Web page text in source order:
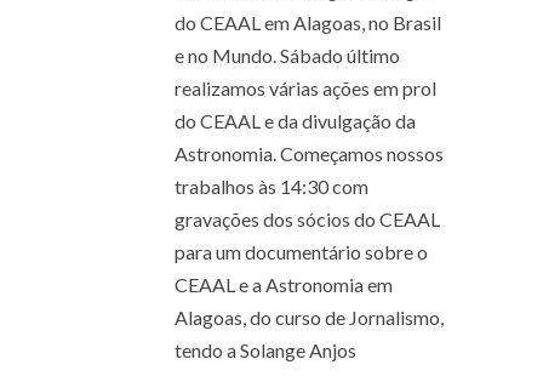
do CEAAL em Alagoas, no Brasil
e no Mundo. Sábado último
realizamos várias ações em prol
do CEAAL e da divulgação da
Astronomia. Começamos nossos
trabalhos às 14:30 com
gravações dos sócios do CEAAL
para um documentário sobre o
CEAAL e a Astronomia em
Alagoas, do curso de Jornalismo,
tendo a Solange Anjos